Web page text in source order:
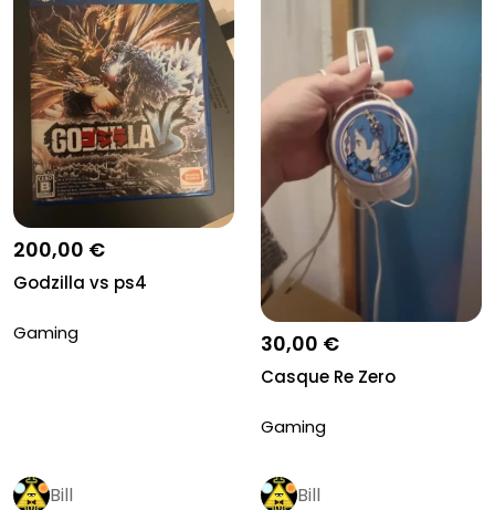
200,00 €
Godzilla vs ps4
Gaming 30,00 €
Casque Re Zero
Gaming
Bill Bill